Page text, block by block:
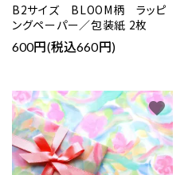
B2サイズ BLOOM柄 ラッピ
ングペーパー／包装紙 2枚
600円(税込660円)
favorite